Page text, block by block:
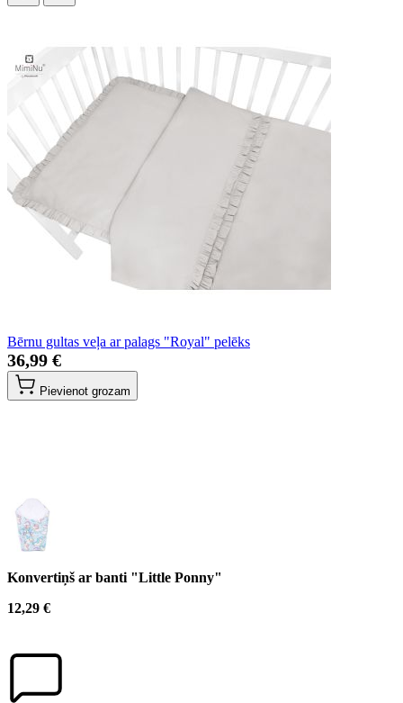
Bērnu gultas veļa ar palags "Royal" pelēks
36,99 €
Pievienot grozam
Konvertiņš ar banti "Little Ponny"
12,29 €